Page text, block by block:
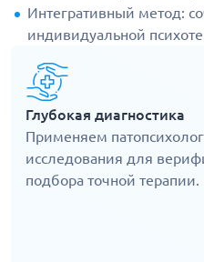
Интегративный метод:
индивидуальной
Глубокая диагностика
Применяем
исследования для
подбора точной терапии.